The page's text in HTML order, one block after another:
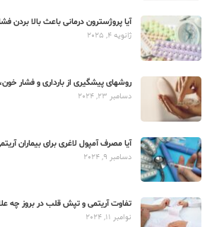
آیا پروژسترون درمانی باعث بالا بردن
ژانویه 4, 2025
روشهای پیشگیری از بارداری و فشار
دسامبر 23, 2024
آیا مصرف آمپول لاغری برای بیماران
دسامبر 9, 2024
تفاوت آریتمی و تپش قلب در بروز چه
نوامبر 11, 2024